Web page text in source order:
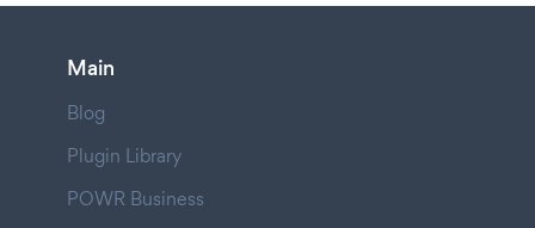
Main
Blog
Plugin Library
POWR Business